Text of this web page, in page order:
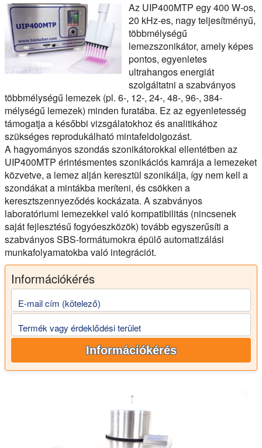
Az UIP400MTP egy 400 W-os,
20 kHz-es, nagy teljesítményű,
többmélységű
lemezszonikátor, amely képes
pontos, egyenletes
ultrahangos energiát
szolgáltatni a szabványos
többmélységű lemezek (pl. 6-, 12-, 24-, 48-, 96-, 384-
mélységű lemezek) minden furatába. Ez az egyenletesség
támogatja a későbbi vizsgálatokhoz és analitikához
szükséges reprodukálható mintafeldolgozást.
A hagyományos szondás szonikátorokkal ellentétben az
UIP400MTP érintésmentes szonikációs kamrája a lemezeket
közvetve, a lemez alján keresztül szonikálja, így nem kell a
szondákat a mintákba meríteni, és csökken a
keresztszennyeződés kockázata. A szabványos
laboratóriumi lemezekkel való kompatibilitás (nincsenek
saját fejlesztésű fogyóeszközök) tovább egyszerűsíti a
szabványos SBS-formátumokra épülő automatizálási
munkafolyamatokba való integrációt.
Információkérés
E-mail cím (kötelező)
Termék vagy érdeklődési terület
Információkérés